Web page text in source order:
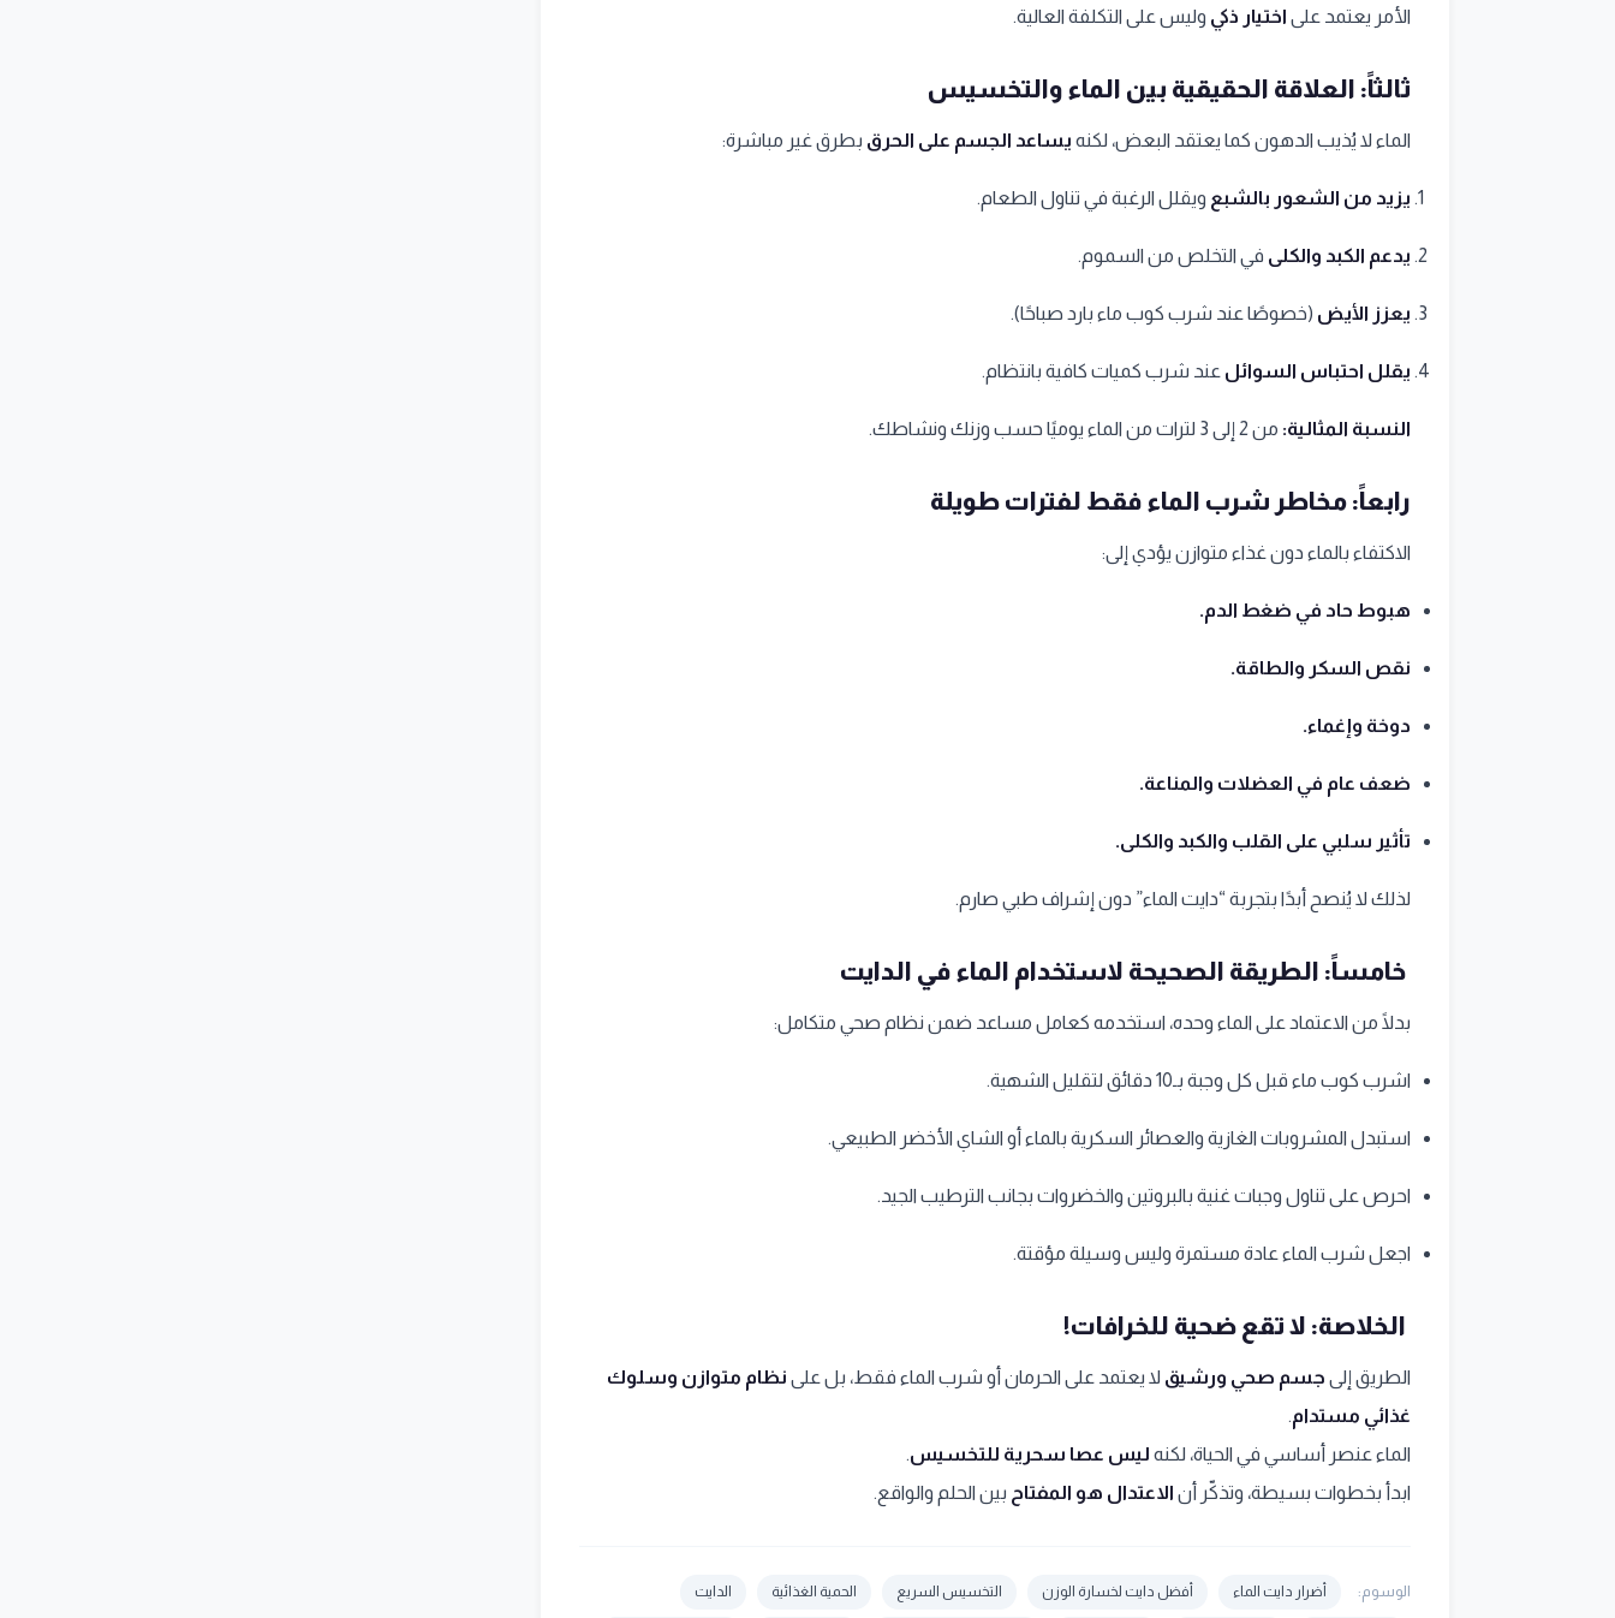
الأمر يعتمد على اختيار ذكي وليس على التكلفة العالية.
ثالثاً: العلاقة الحقيقية بين الماء والتخسيس
الماء لا يُذيب الدهون كما يعتقد البعض، لكنه يساعد الجسم على الحرق بطرق غير مباشرة:
يزيد من الشعور بالشبع ويقلل الرغبة في تناول الطعام.
يدعم الكبد والكلى في التخلص من السموم.
يعزز الأيض (خصوصًا عند شرب كوب ماء بارد صباحًا).
يقلل احتباس السوائل عند شرب كميات كافية بانتظام.
النسبة المثالية: من 2 إلى 3 لترات من الماء يوميًا حسب وزنك ونشاطك.
رابعاً: مخاطر شرب الماء فقط لفترات طويلة
الاكتفاء بالماء دون غذاء متوازن يؤدي إلى:
هبوط حاد في ضغط الدم.
نقص السكر والطاقة.
دوخة وإغماء.
ضعف عام في العضلات والمناعة.
تأثير سلبي على القلب والكبد والكلى.
لذلك لا يُنصح أبدًا بتجربة “دايت الماء” دون إشراف طبي صارم.
خامساً: الطريقة الصحيحة لاستخدام الماء في الدايت
بدلًا من الاعتماد على الماء وحده، استخدمه كعامل مساعد ضمن نظام صحي متكامل:
اشرب كوب ماء قبل كل وجبة بـ10 دقائق لتقليل الشهية.
استبدل المشروبات الغازية والعصائر السكرية بالماء أو الشاي الأخضر الطبيعي.
احرص على تناول وجبات غنية بالبروتين والخضروات بجانب الترطيب الجيد.
اجعل شرب الماء عادة مستمرة وليس وسيلة مؤقتة.
الخلاصة: لا تقع ضحية للخرافات!
الطريق إلى جسم صحي ورشيق لا يعتمد على الحرمان أو شرب الماء فقط، بل على نظام متوازن وسلوك
غذائي مستدام.
الماء عنصر أساسي في الحياة، لكنه ليس عصا سحرية للتخسيس.
ابدأ بخطوات بسيطة، وتذكّر أن الاعتدال هو المفتاح بين الحلم والواقع.
الوسوم: أضرار دايت الماء أفضل دايت لخسارة الوزن التخسيس السريع الحمية الغذائية الدايت